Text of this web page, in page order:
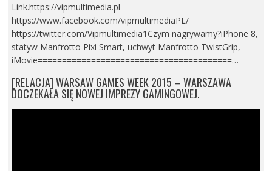
Link.https://vipmultimedia.pl
https://www.facebook.com/vipmultimediaPL/
https://twitter.com/Vipmultimedia1Czym nagrywamy?iPhone 8,
statyw Manfrotto Pixi Smart, uchwyt Manfrotto TwistGrip,
iMovie========================================…
[RELACJA] WARSAW GAMES WEEK 2015 – WARSZAWA
DOCZEKAŁA SIĘ NOWEJ IMPREZY GAMINGOWEJ.